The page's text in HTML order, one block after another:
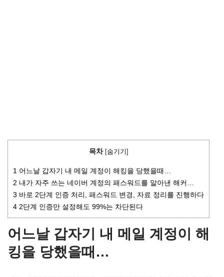
목차 [숨기기]
1 어느날 갑자기 내 메일 계정이 해킹을 당했을때…
2 내가 자주 쓰는 네이버 계정의 패스워드를 알아낸 해커…
3 바로 2단계 인증 처리, 패스워드 변경, 자료 정리를 진행하다
4 2단계 인증만 설정해도 99%는 차단된다
어느날 갑자기 내 메일 계정이 해
킹을 당했을때…